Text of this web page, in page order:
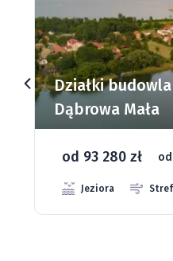
Działki
Dąbrowa Mała
od 93 280 zł
Jeziora